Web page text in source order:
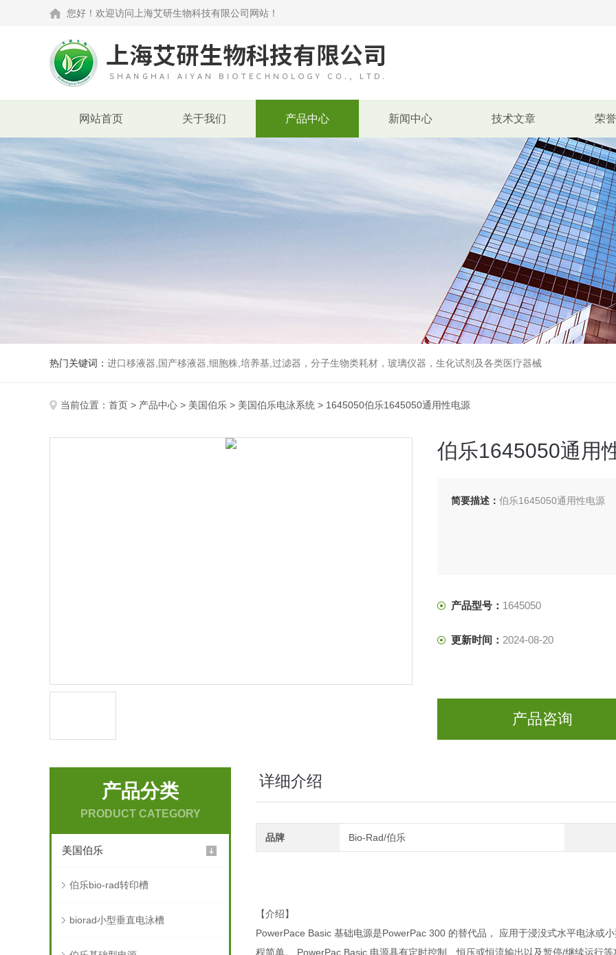
您好！欢迎访问上海艾研生物科技有限公司网站！
网站首页 关于我们 产品中心 新闻中心 技术文章 荣
热门关键词： 进口移液器,国产移液器,细胞株,培养基,过滤器，分子生物类耗材，玻璃仪器，生化试剂及各类医疗器械
当前位置： 首页 > 产品中心 > 美国伯乐 > 美国伯乐电泳系统 > 1645050伯乐1645050通用性电源
伯乐1645050通用
简要描述： 伯乐1645050通用性电源
产品型号： 1645050
更新时间： 2024-08-20
产品咨询
产品分类
PRODUCT CATEGORY
美国伯乐
伯乐bio-rad转印槽
biorad小型垂直电泳槽
详细介绍
品牌 Bio-Rad/伯乐
【介绍】
PowerPace Basic 基础电源是PowerPac 300 的替代品， 应用于浸没式水平电泳或
程简单。 PowerPac Basic 电源具有定时控制、恒压或恒流输出以及暂停/继续运行等